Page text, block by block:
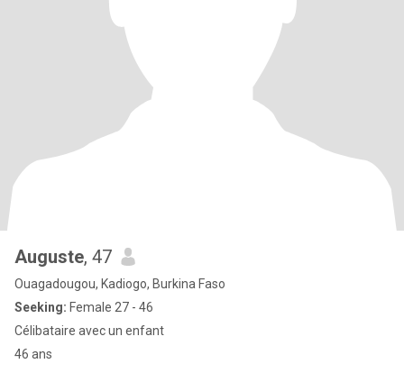
Auguste, 47
Ouagadougou, Kadiogo, Burkina Faso
Seeking: Female 27 - 46
Célibataire avec un enfant
46 ans